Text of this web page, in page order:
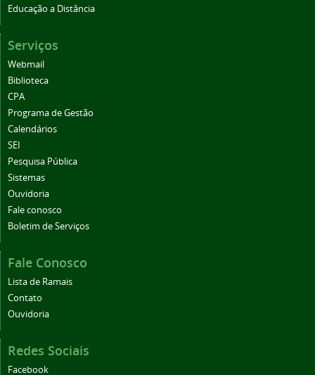
Educação a Distância
Serviços
Webmail
Biblioteca
CPA
Programa de Gestão
Calendários
SEI
Pesquisa Pública
Sistemas
Ouvidoria
Fale conosco
Boletim de Serviços
Fale Conosco
Lista de Ramais
Contato
Ouvidoria
Redes Sociais
Facebook